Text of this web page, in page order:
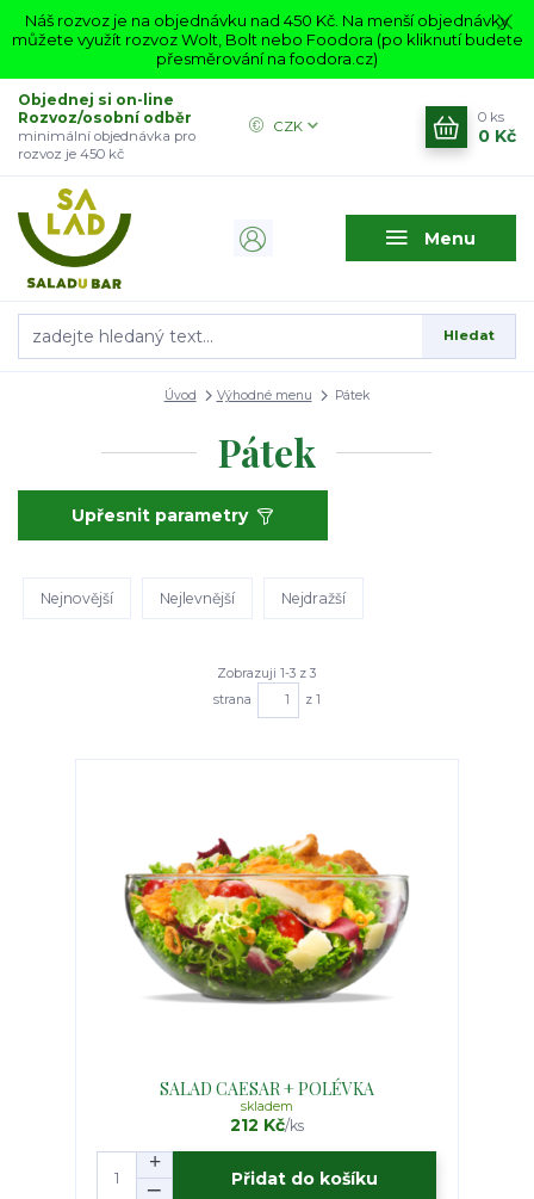
Náš rozvoz je na objednávku nad 450 Kč. Na menší objednávky
můžete využít rozvoz Wolt, Bolt nebo Foodora (po kliknutí budete
přesměrování na foodora.cz)
Menu
CZK
Hledat
Objednej si on-line
Rozvoz/osobní odběr
minimální objednávka pro
rozvoz je 450 kč
0 ks
0 Kč
Úvod Výhodné menu Pátek
Pátek
Upřesnit parametry
Nejnovější Nejlevnější Nejdražší
Zobrazuji 1-3 z 3
strana
z 1
SALAD CAESAR + POLÉVKA
212 Kč/ks
skladem
Přidat do košíku